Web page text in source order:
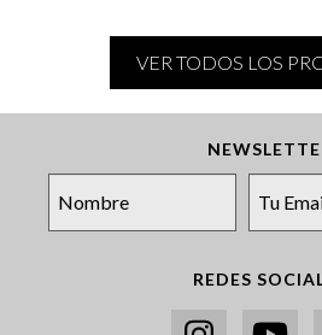
VER TODOS LOS
REDES